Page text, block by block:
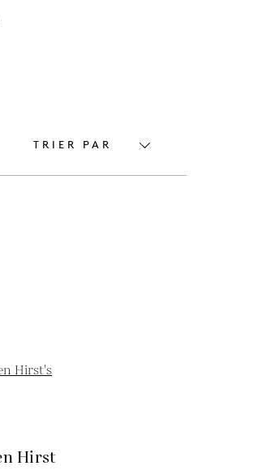
TRIER PAR
Hirst